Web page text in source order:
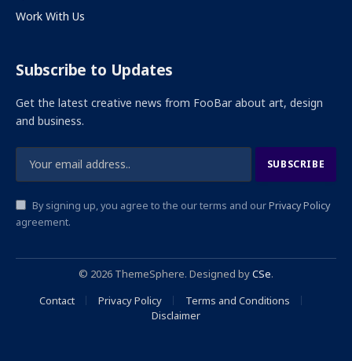
Work With Us
Subscribe to Updates
Get the latest creative news from FooBar about art, design
and business.
By signing up, you agree to the our terms and ourPrivacy Policy
agreement.
© 2026 ThemeSphere. Designed byCSe.
Contact
Privacy Policy
Terms and Conditions
Disclaimer